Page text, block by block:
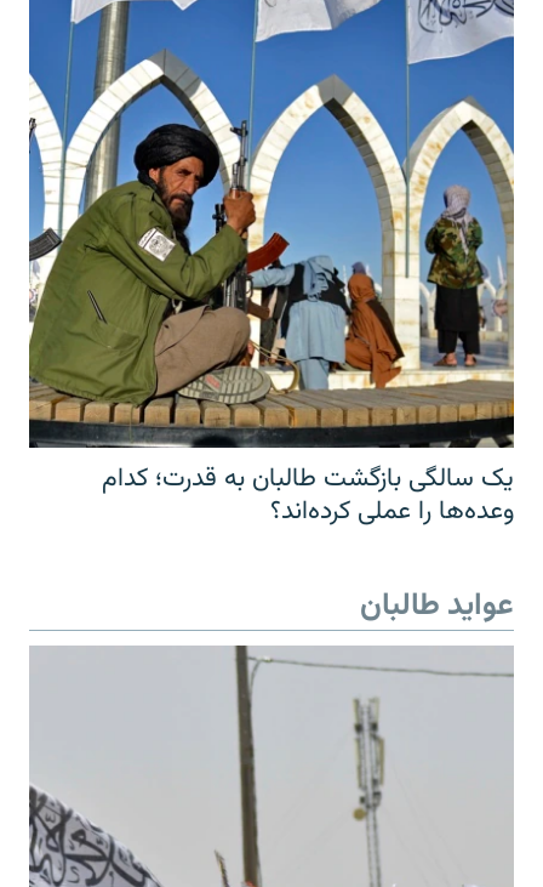
یک سالگی بازگشت طالبان به قدرت؛ کدام
وعده‌ها را عملی کرده‌اند؟
عواید طالبان